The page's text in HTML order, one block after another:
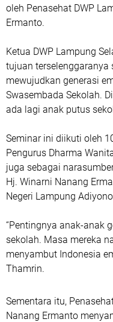
oleh Penasehat DWP
Ermanto.
Ketua DWP Lampung
tujuan
mewujudkan generasi
Swasembada Sekolah.
ada lagi anak putus
Seminar ini diikuti oleh
Pengurus Dharma
juga sebagai
Hj. Winarni Nanang
Negeri Lampung
“Pentingnya anak-anak
sekolah. Masa mereka
menyambut Indonesia
Thamrin.
Sementara itu,
Nanang Ermanto